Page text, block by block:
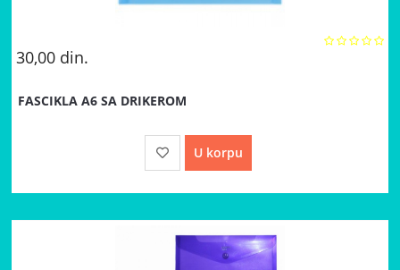
30,00 din.
FASCIKLA A6 SA DRIKEROM
U korpu